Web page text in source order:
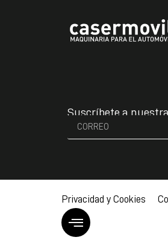
Suscríbete a
Privacidad y Cookies